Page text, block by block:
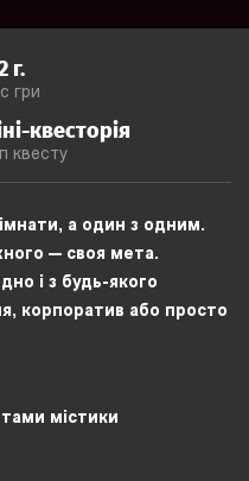
г.
гри
квесторія
квесту
а один з одним.
— своя мета.
і з будь-якого
корпоратив або просто
містики